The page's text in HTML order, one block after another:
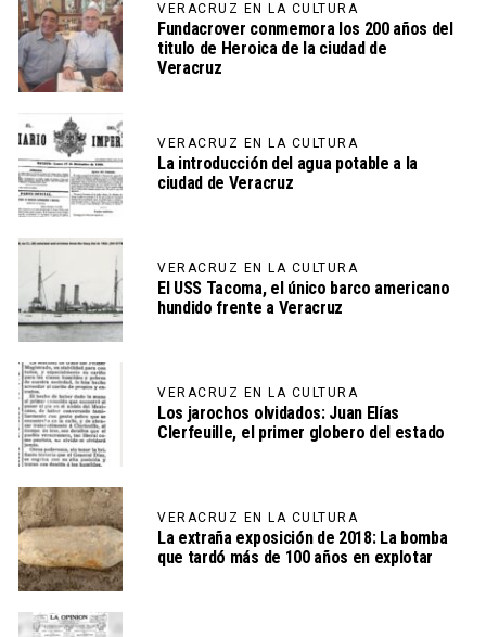
VERACRUZ EN LA CULTURA
Fundacrover conmemora los 200 años del
titulo de Heroica de la ciudad de
Veracruz
VERACRUZ EN LA CULTURA
La introducción del agua potable a la
ciudad de Veracruz
VERACRUZ EN LA CULTURA
El USS Tacoma, el único barco americano
hundido frente a Veracruz
VERACRUZ EN LA CULTURA
Los jarochos olvidados: Juan Elías
Clerfeuille, el primer globero del estado
VERACRUZ EN LA CULTURA
La extraña exposición de 2018: La bomba
que tardó más de 100 años en explotar